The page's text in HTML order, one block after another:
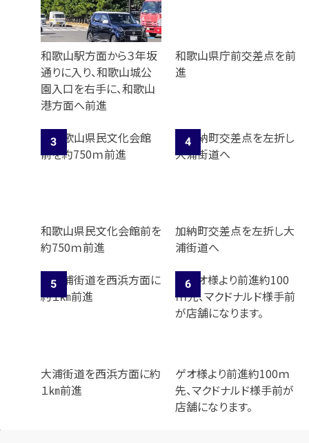
最短1分！今すぐ査定金額をお伝えいた
します
まずはお電話 無料査定
【総合受付】24時間・年中無休(年末年
始除く)
和歌山駅方面から３年坂
通りに入り、和歌山城公
園入口を右手に、和歌山
港方面へ前進
和歌山県庁前交差点を前
進
和歌山県民文化会館前を
約750ｍ前進
加納町交差点を左折し大
浦街道へ
大浦街道を西浜方面に約
１㎞前進
ゲオ様より前進約100ｍ
先、マクドナルド様手前が
店舗になります。